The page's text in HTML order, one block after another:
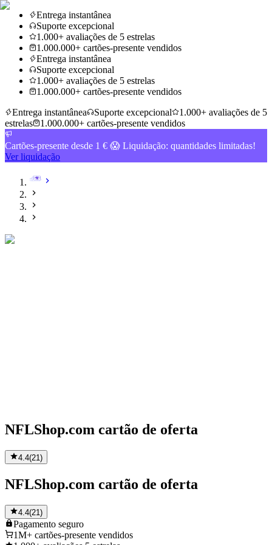
Entrega instantânea
Suporte excepcional
1.000+ avaliações de 5 estrelas
1.000.000+ cartões-presente vendidos
Entrega instantânea
Suporte excepcional
1.000+ avaliações de 5 estrelas
1.000.000+ cartões-presente vendidos
Entrega instantânea
Suporte excepcional
1.000+ avaliações de 5
estrelas
1.000.000+ cartões-presente vendidos
Cartões-presente desde 1 € 😱 Liquidação: quantidades limitadas!
Ver liquidação
NFLShop.com cartão de oferta
4.4(21 )
NFLShop.com cartão de oferta
4.4(21)
Pagamento seguro
1M+ cartões-presente vendidos